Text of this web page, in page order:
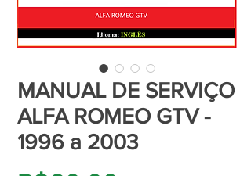
MANUAL DE SERVIÇO
ALFA ROMEO GTV -
1996 a 2003